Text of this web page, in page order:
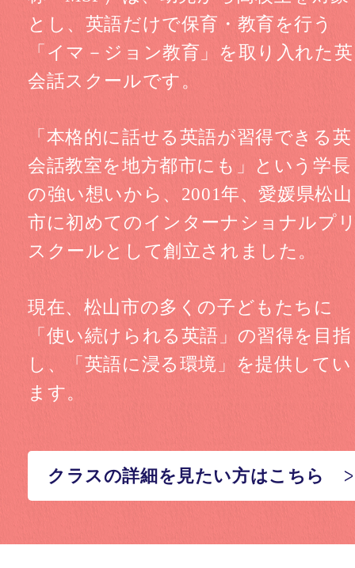
とし、 英語だけで保育・教育を行う
「イマ－ジョン教育」を取り入れた英
会話スクールです。
「本格的に話せる英語が習得できる 英
会話教室を地方都市にも」
という学長
の強い想いから、2001年、愛媛県松山
市に初めてのインターナショナルプ
スクールとして創立されました。
現在、 松山市の多くの子どもたちに
「使い続けられる英語」の習得を目指
し、
「英語に浸る環境」を提供してい
ます。
クラスの詳細を見たい方はこちら